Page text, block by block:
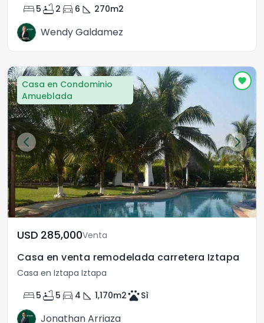
bed 5 bathtub 2 directions_car 6 square_foot 270m2
Wendy Galdamez
Casa en Condominio
Amueblada
USD	285,000Venta
Casa en venta remodelada carretera Iztapa
Casa en Iztapa Iztapa
bed 5 bathtub 5 directions_car 4 square_foot 1,170m2petsSì
Jonathan Arriaza